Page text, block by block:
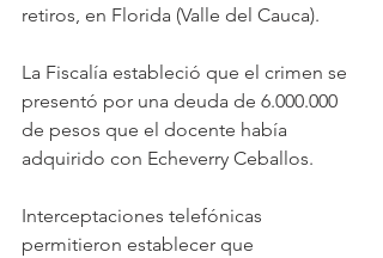
retiros, en Florida (Valle del Cauca).
La Fiscalía estableció que el crimen se
presentó por una deuda de 6.000.000
de pesos que el docente había
adquirido con Echeverry Ceballos.
Interceptaciones telefónicas
permitieron establecer que